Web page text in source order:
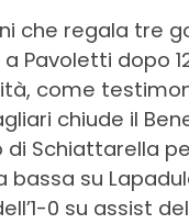
che regala tre
Pavoletti dopo
come
chiude il
Schiattarella
su
0 su assist